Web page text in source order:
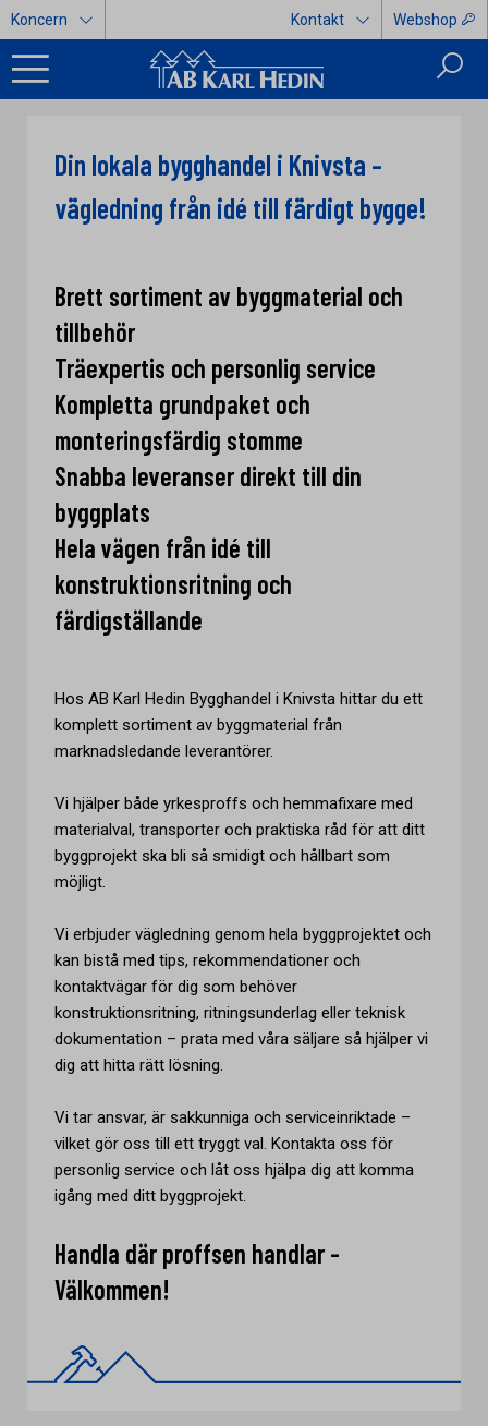
Koncern Kontakt Webshop
Din lokala bygghandel i Knivsta –
vägledning från idé till färdigt bygge!
Brett sortiment av byggmaterial och
tillbehör
Träexpertis och personlig service
Kompletta grundpaket och
monteringsfärdig stomme
Snabba leveranser direkt till din
byggplats
Hela vägen från idé till
konstruktionsritning och
färdigställande
Hos AB Karl Hedin Bygghandel i Knivsta hittar du ett
komplett sortiment av byggmaterial från
marknadsledande leverantörer.
Vi hjälper både yrkesproffs och hemmafixare med
materialval, transporter och praktiska råd för att ditt
byggprojekt ska bli så smidigt och hållbart som
möjligt.
Vi erbjuder vägledning genom hela byggprojektet och
kan bistå med tips, rekommendationer och
kontaktvägar för dig som behöver
konstruktionsritning, ritningsunderlag eller teknisk
dokumentation – prata med våra säljare så hjälper vi
dig att hitta rätt lösning.
Vi tar ansvar, är sakkunniga och serviceinriktade –
vilket gör oss till ett tryggt val. Kontakta oss för
personlig service och låt oss hjälpa dig att komma
igång med ditt byggprojekt.
Handla där proffsen handlar -
Välkommen!